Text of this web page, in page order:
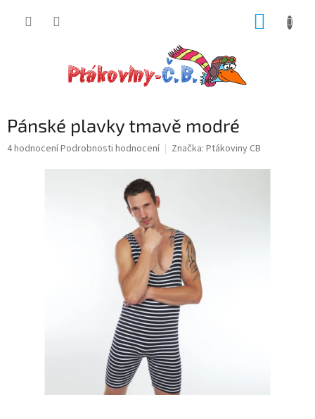
Pánské plavky tmavě modré
Průměrné
4 hodnoceníPodrobnosti hodnocení Značka: Ptákoviny CB